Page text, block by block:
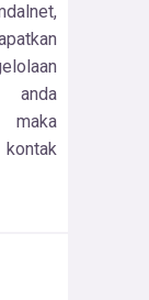
anda
maka